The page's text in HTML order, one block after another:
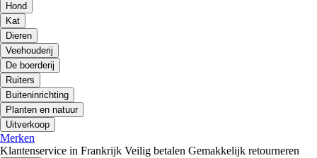
Hond
Kat
Dieren
Veehouderij
De boerderij
Ruiters
Buiteninrichting
Planten en natuur
Uitverkoop
Merken
Klantenservice in Frankrijk Veilig betalen Gemakkelijk retourneren